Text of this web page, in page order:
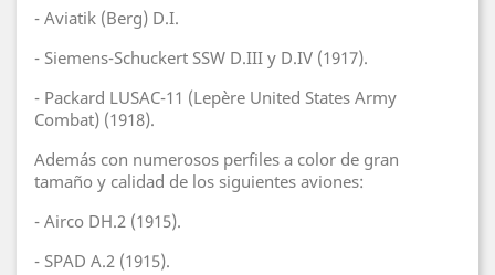
- Aviatik (Berg) D.I.
- Siemens-Schuckert SSW D.III y D.IV (1917).
- Packard LUSAC-11 (Lepère United States Army
Combat) (1918).
Además con numerosos perfiles a color de gran
tamaño y calidad de los siguientes aviones:
- Airco DH.2 (1915).
- SPAD A.2 (1915).